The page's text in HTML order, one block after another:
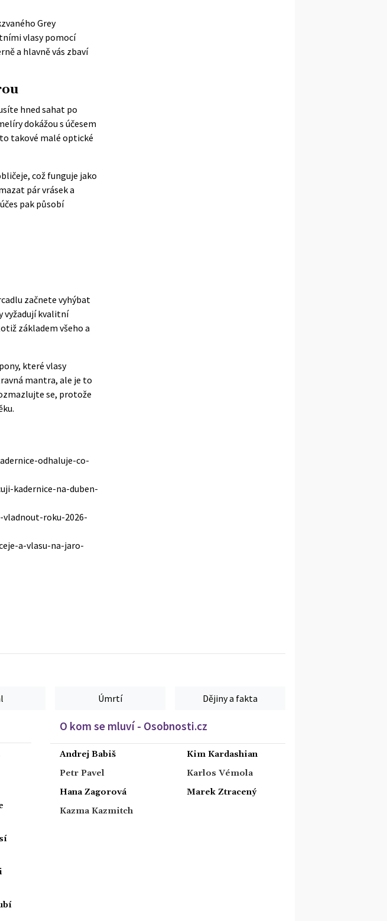
Grey
vlasy pomocí
a hlavně vás zbaví
hned sahat po
dokážou s účesem
takové malé optické
což funguje jako
pár vrásek a
pak působí
začnete vyhýbat
vyžadují kvalitní
základem všeho a
které vlasy
mantra, ale je to
se, protože
odhaluje-co-
kadernice-na-duben-
roku-2026-
a-vlasu-na-jaro-
Úmrtí Dějiny a fakta
O kom se mluví - Osobnosti.cz
Andrej Babiš
Petr Pavel
Hana Zagorová
Kazma Kazmitch
Kim Kardashian
Karlos Vémola
Marek Ztracený